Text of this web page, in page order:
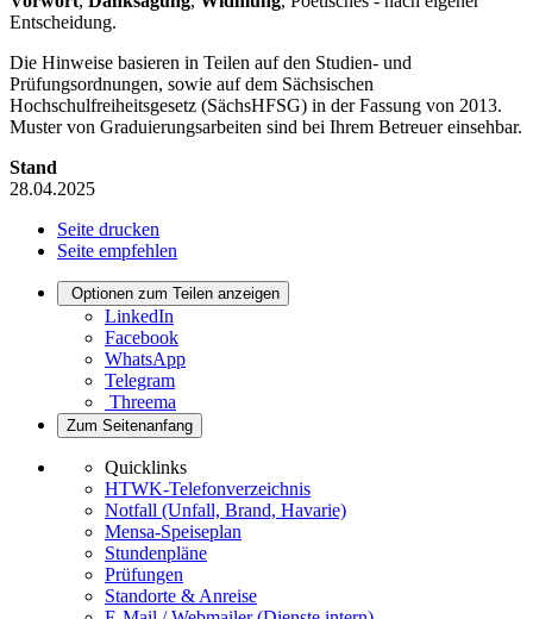
Entscheidung.
Die Hinweise basieren in Teilen auf den Studien- und
Prüfungsordnungen, sowie auf dem Sächsischen
Hochschulfreiheitsgesetz (SächsHFSG) in der Fassung von 2013.
Muster von Graduierungsarbeiten sind bei Ihrem Betreuer einsehbar.
Stand
28.04.2025
Seite drucken
Seite empfehlen
Optionen zum Teilen anzeigen
LinkedIn
Facebook
WhatsApp
Telegram
Threema
Zum Seitenanfang
Quicklinks
HTWK-Telefonverzeichnis
Notfall (Unfall, Brand, Havarie)
Mensa-Speiseplan
Stundenpläne
Prüfungen
Standorte & Anreise